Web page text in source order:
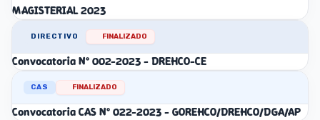
MAGISTERIAL 2023
DIRECTIVO FINALIZADO
Convocatoria N° 002-2023 - DREHCO-CE
CAS FINALIZADO
Convocatoria CAS N° 022-2023 - GOREHCO/DREHCO/DGA/AP